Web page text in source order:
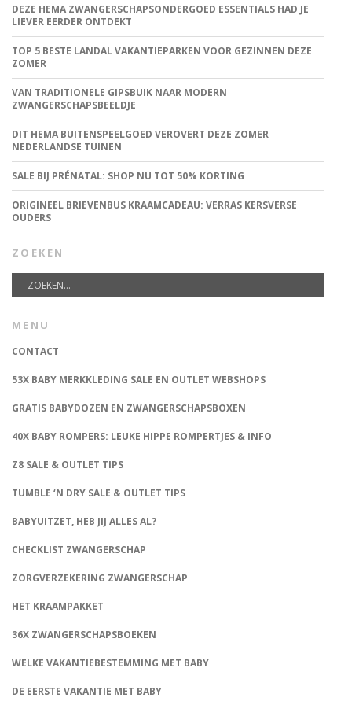
DEZE HEMA ZWANGERSCHAPSONDERGOED ESSENTIALS HAD JE
LIEVER EERDER ONTDEKT
TOP 5 BESTE LANDAL VAKANTIEPARKEN VOOR GEZINNEN DEZE
ZOMER
VAN TRADITIONELE GIPSBUIK NAAR MODERN
ZWANGERSCHAPSBEELDJE
DIT HEMA BUITENSPEELGOED VEROVERT DEZE ZOMER
NEDERLANDSE TUINEN
SALE BIJ PRÉNATAL: SHOP NU TOT 50% KORTING
ORIGINEEL BRIEVENBUS KRAAMCADEAU: VERRAS KERSVERSE
OUDERS
ZOEKEN
MENU
CONTACT
53X BABY MERKKLEDING SALE EN OUTLET WEBSHOPS
GRATIS BABYDOZEN EN ZWANGERSCHAPSBOXEN
40X BABY ROMPERS: LEUKE HIPPE ROMPERTJES & INFO
Z8 SALE & OUTLET TIPS
TUMBLE ‘N DRY SALE & OUTLET TIPS
BABYUITZET, HEB JIJ ALLES AL?
CHECKLIST ZWANGERSCHAP
ZORGVERZEKERING ZWANGERSCHAP
HET KRAAMPAKKET
36X ZWANGERSCHAPSBOEKEN
WELKE VAKANTIEBESTEMMING MET BABY
DE EERSTE VAKANTIE MET BABY